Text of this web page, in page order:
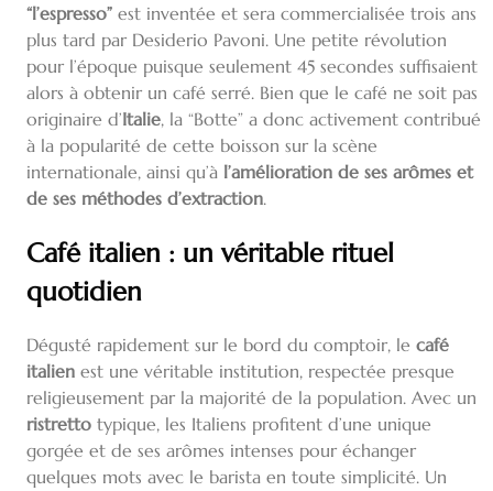
“l’espresso” est inventée et sera commercialisée trois ans
plus tard par Desiderio Pavoni. Une petite révolution
pour l’époque puisque seulement 45 secondes suffisaient
alors à obtenir un café serré. Bien que le café ne soit pas
originaire d’Italie, la “Botte” a donc activement contribué
à la popularité de cette boisson sur la scène
internationale, ainsi qu’à l’amélioration de ses arômes et
de ses méthodes d’extraction.
Café italien : un véritable rituel
quotidien
Dégusté rapidement sur le bord du comptoir, le café
italien est une véritable institution, respectée presque
religieusement par la majorité de la population. Avec un
ristretto typique, les Italiens profitent d’une unique
gorgée et de ses arômes intenses pour échanger
quelques mots avec le barista en toute simplicité. Un